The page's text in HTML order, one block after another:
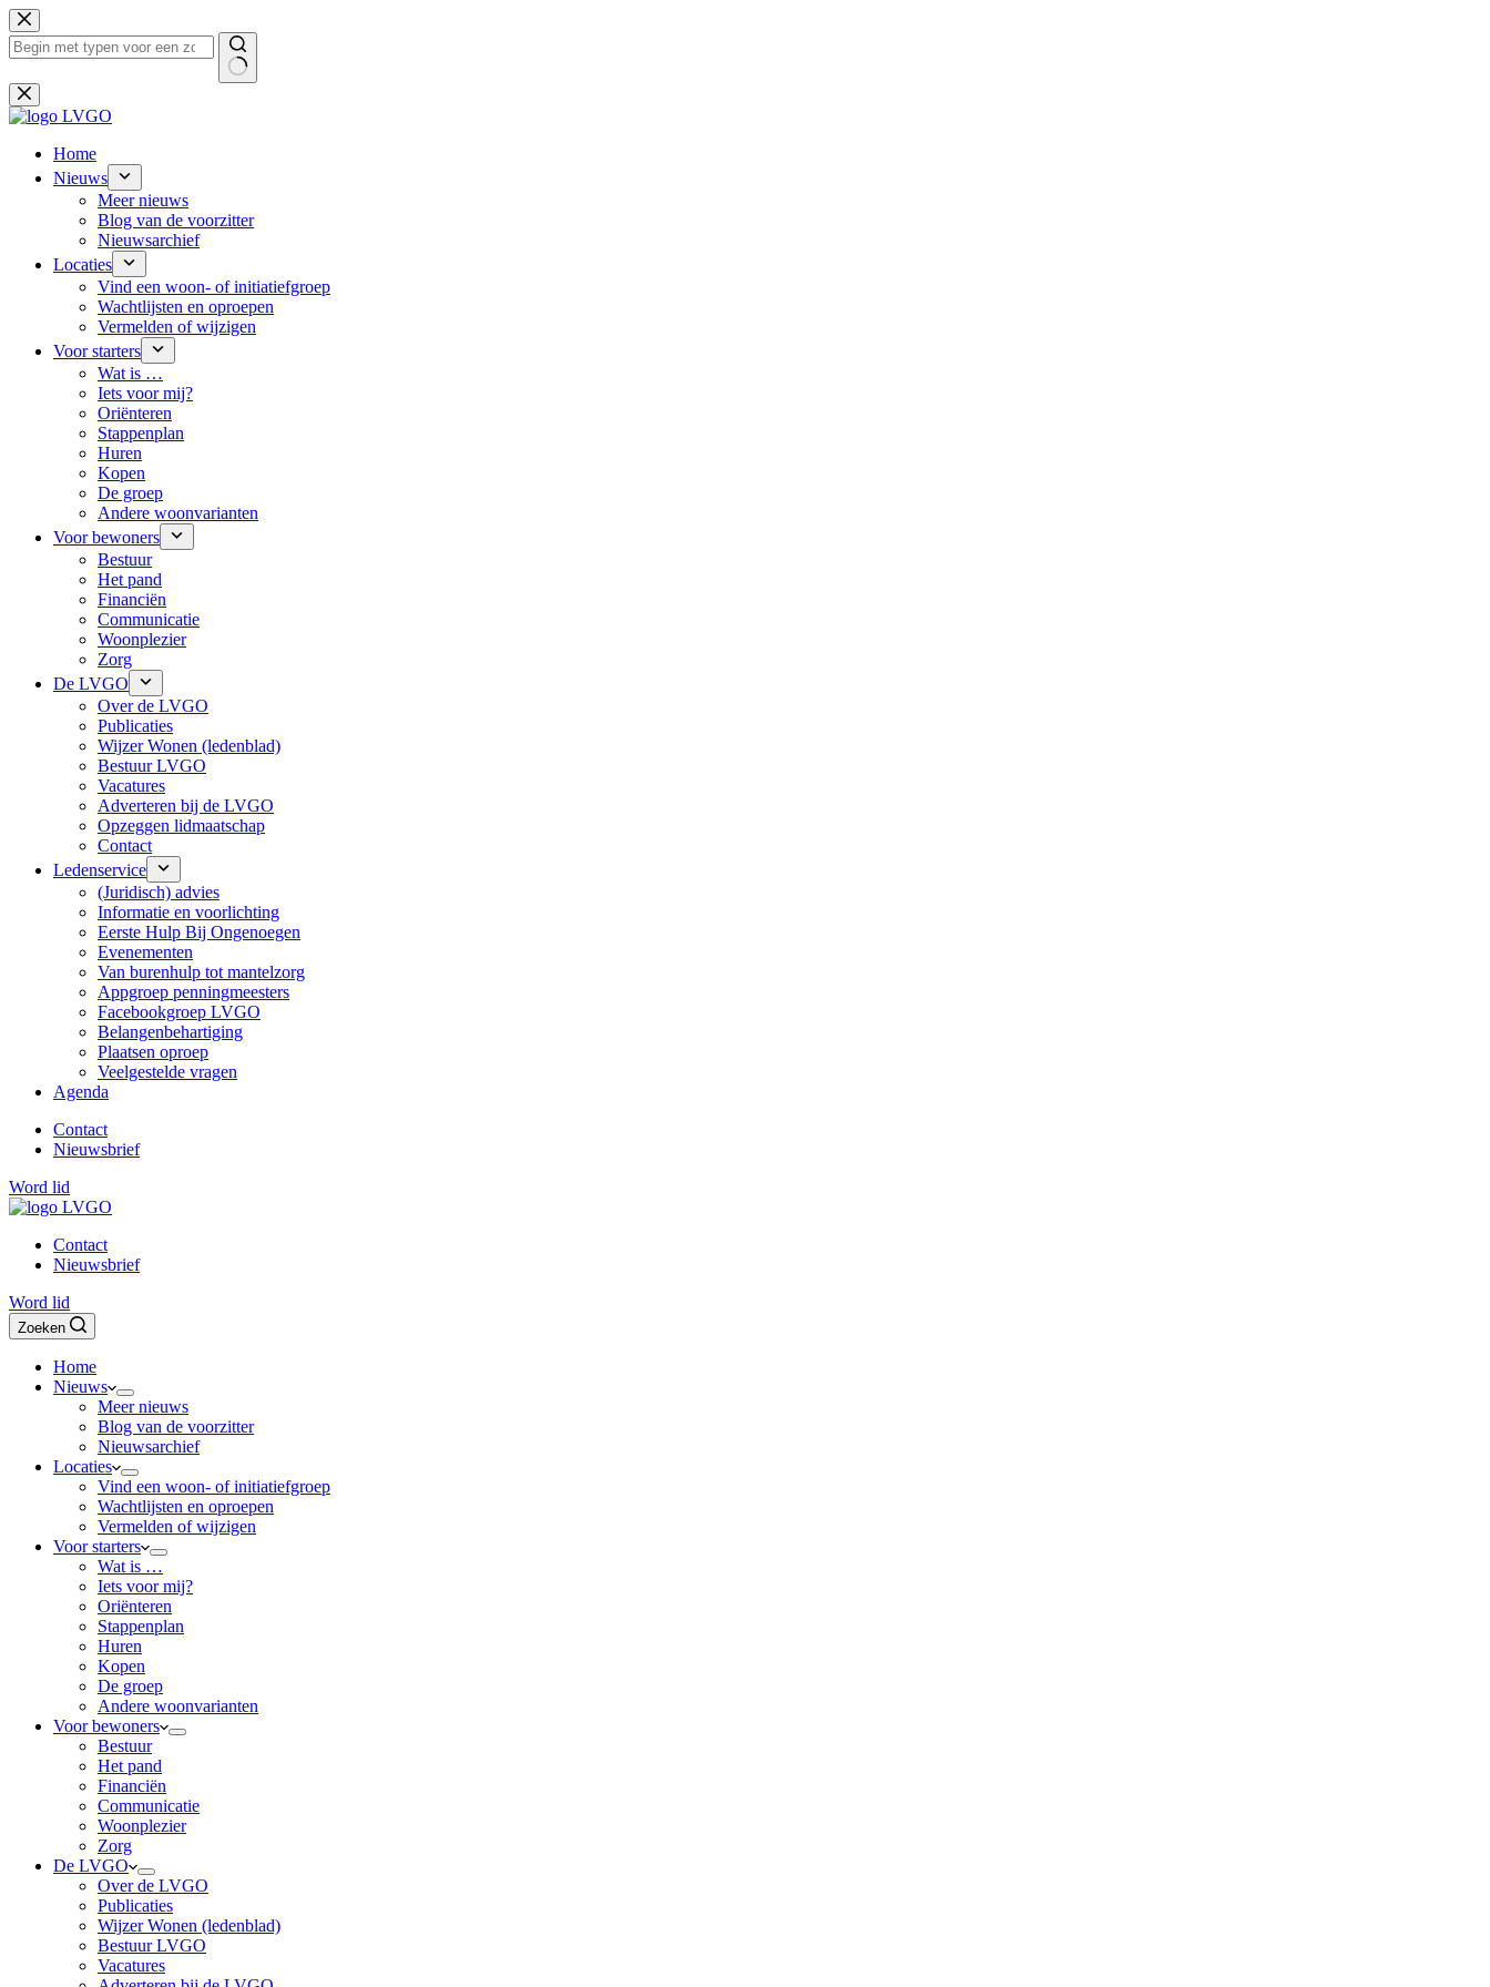
Ga
naar
de
Geen
resultaten
Home
Nieuws
Meer nieuws
Blog van de voorzitter
Nieuwsarchief
Locaties
Vind een woon- of initiatiefgroep
Wachtlijsten en oproepen
Vermelden of wijzigen
Voor starters
Wat is …
Iets voor mij?
Oriënteren
Stappenplan
Huren
Kopen
De groep
Andere woonvarianten
Voor bewoners
Bestuur
Het pand
Financiën
Communicatie
Woonplezier
Zorg
De LVGO
Over de LVGO
Publicaties
Wijzer Wonen (ledenblad)
Bestuur LVGO
Vacatures
Adverteren bij de LVGO
Opzeggen lidmaatschap
Contact
Ledenservice
(Juridisch) advies
Informatie en voorlichting
Eerste Hulp Bij Ongenoegen
Evenementen
Van burenhulp tot mantelzorg
Appgroep penningmeesters
Facebookgroep LVGO
Belangenbehartiging
Plaatsen oproep
Veelgestelde vragen
Agenda
Contact
Nieuwsbrief
Word lid
Contact
Nieuwsbrief
Word lid
Zoeken
Home
Nieuws
Meer nieuws
Blog van de voorzitter
Nieuwsarchief
Locaties
Vind een woon- of initiatiefgroep
Wachtlijsten en oproepen
Vermelden of wijzigen
Voor starters
Wat is …
Iets voor mij?
Oriënteren
Stappenplan
Huren
Kopen
De groep
Andere woonvarianten
Voor bewoners
Bestuur
Het pand
Financiën
Communicatie
Woonplezier
Zorg
De LVGO
Over de LVGO
Publicaties
Wijzer Wonen (ledenblad)
Bestuur LVGO
Vacatures